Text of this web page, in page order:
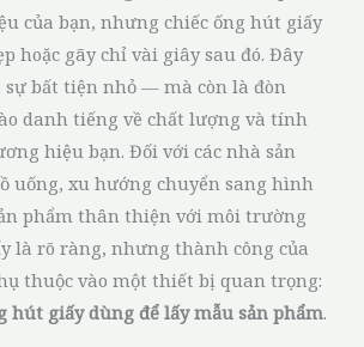
của bạn, nhưng chiếc ống hút giấy
hoặc gãy chỉ vài giây sau đó. Đây
bất tiện nhỏ — mà còn là đòn
danh tiếng về chất lượng và tính
hiệu bạn. Đối với các nhà sản
uống, xu hướng chuyển sang hình
phẩm thân thiện với môi trường
là rõ ràng, nhưng thành công của
thuộc vào một thiết bị quan trọng:
hút giấy dùng để lấy mẫu sản phẩm.